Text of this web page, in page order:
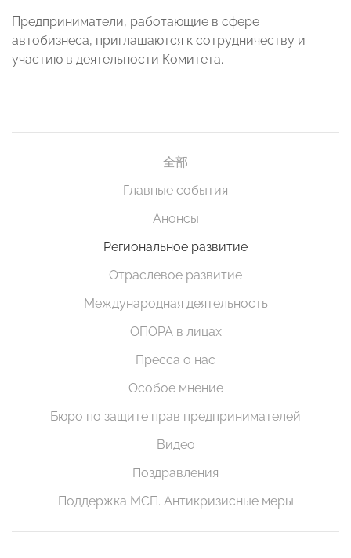
Предприниматели, работающие в сфере
автобизнеса, приглашаются к сотрудничеству и
участию в деятельности Комитета.
全部
Главные события
Анонсы
Региональное развитие
Отраслевое развитие
Международная деятельность
ОПОРА в лицах
Пресса о нас
Особое мнение
Бюро по защите прав предпринимателей
Видео
Поздравления
Поддержка МСП. Антикризисные меры